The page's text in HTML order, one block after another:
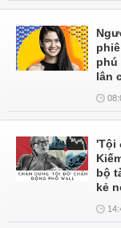
phú
lân
'Tội
bộ
kẻ